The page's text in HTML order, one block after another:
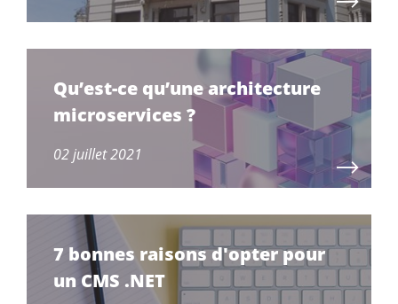
02 juillet 2021
Qu’est-ce qu’une architecture
microservices ?
7 bonnes raisons d'opter pour
un CMS .NET